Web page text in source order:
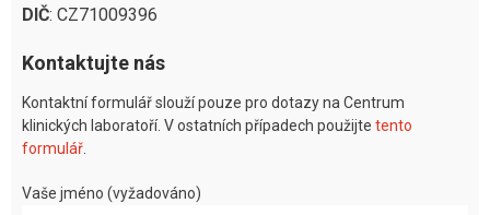
DIČ: CZ71009396
Kontaktujte nás
Kontaktní formulář slouží pouze pro dotazy na Centrum
klinických laboratoří. V ostatních případech použijte tento
formulář
Vaše jméno (vyžadováno)